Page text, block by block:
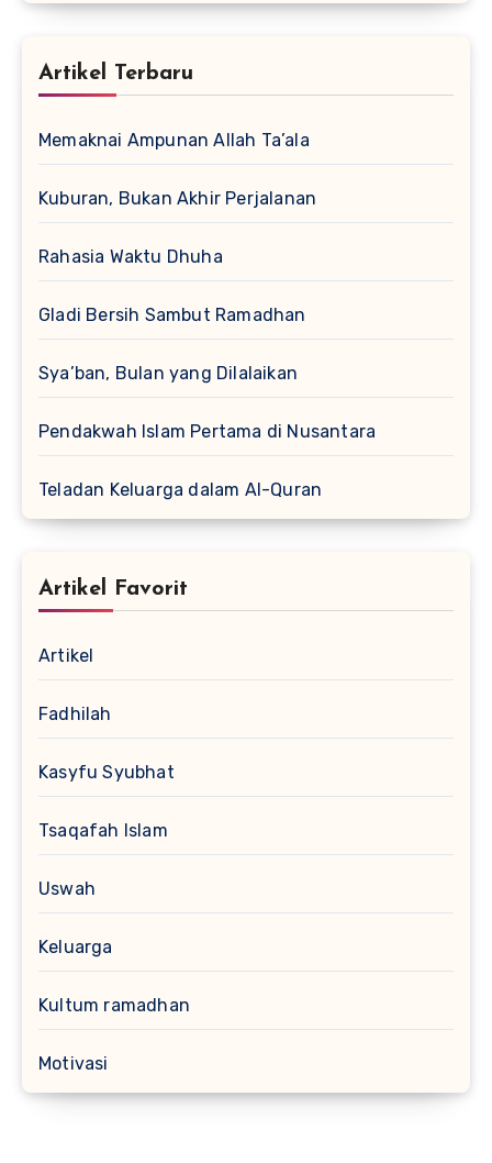
Artikel Terbaru
Memaknai Ampunan Allah Ta’ala
Kuburan, Bukan Akhir Perjalanan
Rahasia Waktu Dhuha
Gladi Bersih Sambut Ramadhan
Sya’ban, Bulan yang Dilalaikan
Pendakwah Islam Pertama di Nusantara
Teladan Keluarga dalam Al-Quran
Artikel Favorit
Artikel
Fadhilah
Kasyfu Syubhat
Tsaqafah Islam
Uswah
Keluarga
Kultum ramadhan
Motivasi